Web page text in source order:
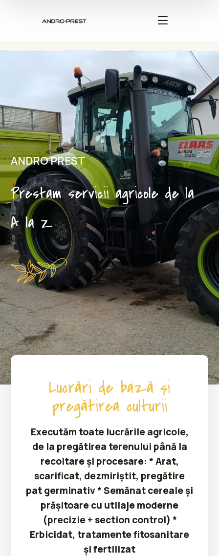
ANDRO PREST
Prestam servicii agricole de la
A la Z
Lucrări de bază și
pregătirea culturii
Executăm toate lucrările agricole,
de la pregătirea terenului până la
recoltare și procesare: * Arat,
scarificat, dezmiriștit, pregătire
pat germinativ * Semănat cereale și
prășitoare cu utilaje moderne
(precizie + section control) *
Erbicidat, tratamente fitosanitare
și fertilizat